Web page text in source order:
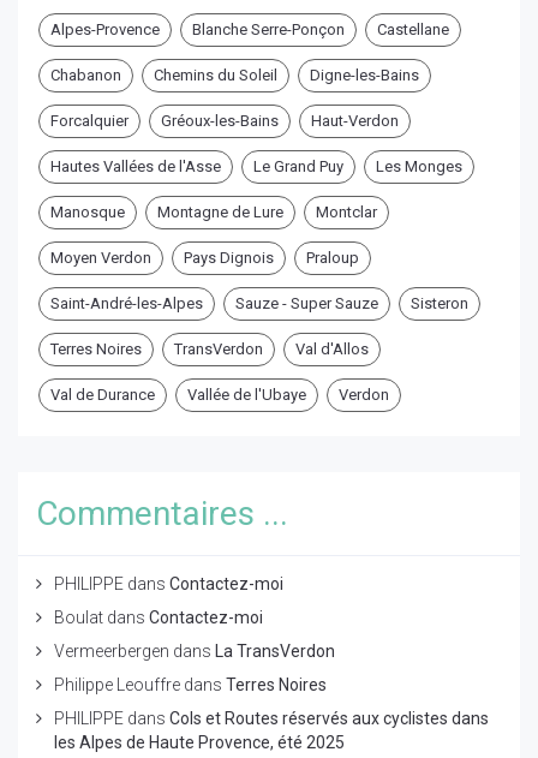
Alpes-Provence Blanche Serre-Ponçon Castellane
Chabanon Chemins du Soleil Digne-les-Bains
Forcalquier Gréoux-les-Bains Haut-Verdon
Hautes Vallées de l'Asse Le Grand Puy Les Monges
Manosque Montagne de Lure Montclar
Moyen Verdon Pays Dignois Praloup
Saint-André-les-Alpes Sauze - Super Sauze Sisteron
Terres Noires TransVerdon Val d'Allos
Val de Durance Vallée de l'Ubaye Verdon
Commentaires ...
PHILIPPE dans Contactez-moi
Boulat dans Contactez-moi
Vermeerbergen dans
La TransVerdon
Philippe Leouffre dans Terres Noires
PHILIPPE dans Cols et Routes réservés aux cyclistes dans
les Alpes de Haute Provence, été 2025